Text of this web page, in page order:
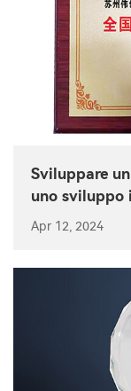
Sviluppare
uno
Apr 12, 2024